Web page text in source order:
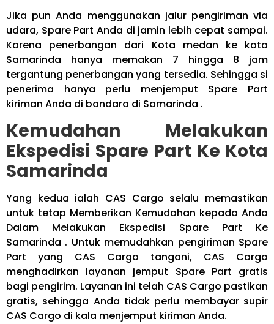
Jika pun Anda menggunakan jalur pengiriman via
udara, Spare Part Anda di jamin lebih cepat sampai.
Karena penerbangan dari Kota medan ke kota
Samarinda hanya memakan 7 hingga 8 jam
tergantung penerbangan yang tersedia. Sehingga si
penerima hanya perlu menjemput Spare Part
kiriman Anda di bandara di Samarinda .
Kemudahan Melakukan
Ekspedisi Spare Part Ke Kota
Samarinda
Yang kedua ialah CAS Cargo selalu memastikan
untuk tetap Memberikan Kemudahan kepada Anda
Dalam Melakukan Ekspedisi Spare Part Ke
Samarinda . Untuk memudahkan pengiriman Spare
Part yang CAS Cargo tangani, CAS Cargo
menghadirkan layanan jemput Spare Part gratis
bagi pengirim. Layanan ini telah CAS Cargo pastikan
gratis, sehingga Anda tidak perlu membayar supir
CAS Cargo di kala menjemput kiriman Anda.